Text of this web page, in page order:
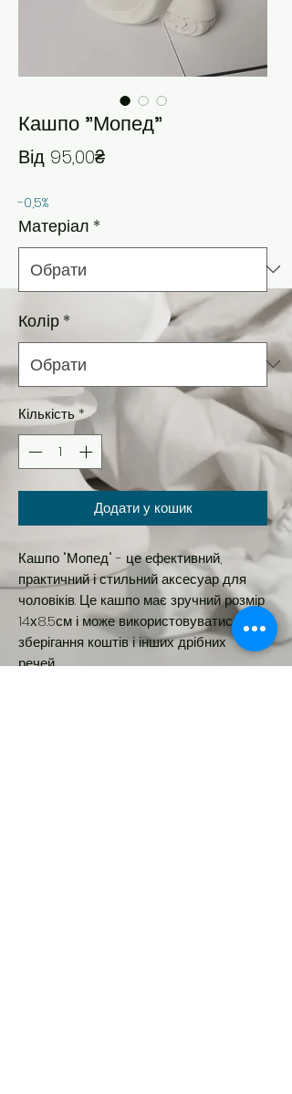
Кашпо "Мопед"
Від 95,00₴За розпродажем
-0,5%
Матеріал *
Колір *
Кількість *
Додати у кошик
Кашпо "Мопед" - це ефективний,
практичний і стильний аксесуар для
чоловіків. Це кашпо має зручний розмір
14х8.5см і може використовуватися для
зберігання коштів і інших дрібних
речей.